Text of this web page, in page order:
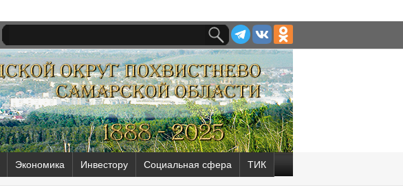
Экономика Инвестору Социальная сфера ТИК